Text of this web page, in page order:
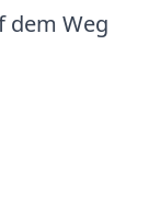
dem Weg